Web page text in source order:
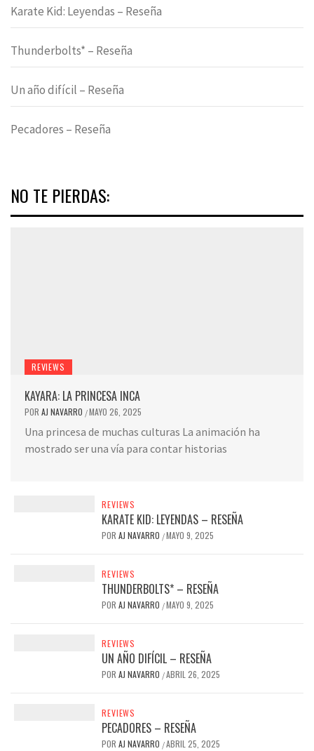
Karate Kid: Leyendas – Reseña
Thunderbolts* – Reseña
Un año difícil – Reseña
Pecadores – Reseña
NO TE PIERDAS:
REVIEWS
KAYARA: LA PRINCESA INCA
POR AJ NAVARRO /MAYO 26, 2025
Una princesa de muchas culturas La animación ha
mostrado ser una vía para contar historias
REVIEWS
KARATE KID: LEYENDAS – RESEÑA
POR AJ NAVARRO /MAYO 9, 2025
REVIEWS
THUNDERBOLTS* – RESEÑA
POR AJ NAVARRO /MAYO 9, 2025
REVIEWS
UN AÑO DIFÍCIL – RESEÑA
POR AJ NAVARRO /ABRIL 26, 2025
REVIEWS
PECADORES – RESEÑA
POR AJ NAVARRO /ABRIL 25, 2025